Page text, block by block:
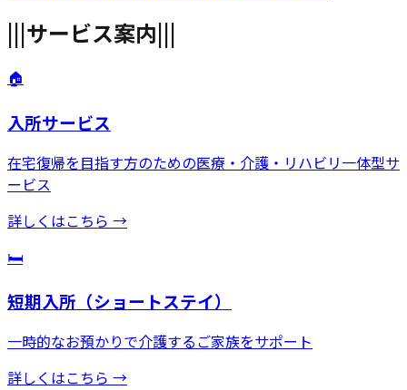
|||サービス案内|||
🏠
入所サービス
在宅復帰を目指す方のための医療・介護・リハビリ一体型サ
ービス
詳しくはこちら →
🛏️
短期入所（ショートステイ）
一時的なお預かりで介護するご家族をサポート
詳しくはこちら →